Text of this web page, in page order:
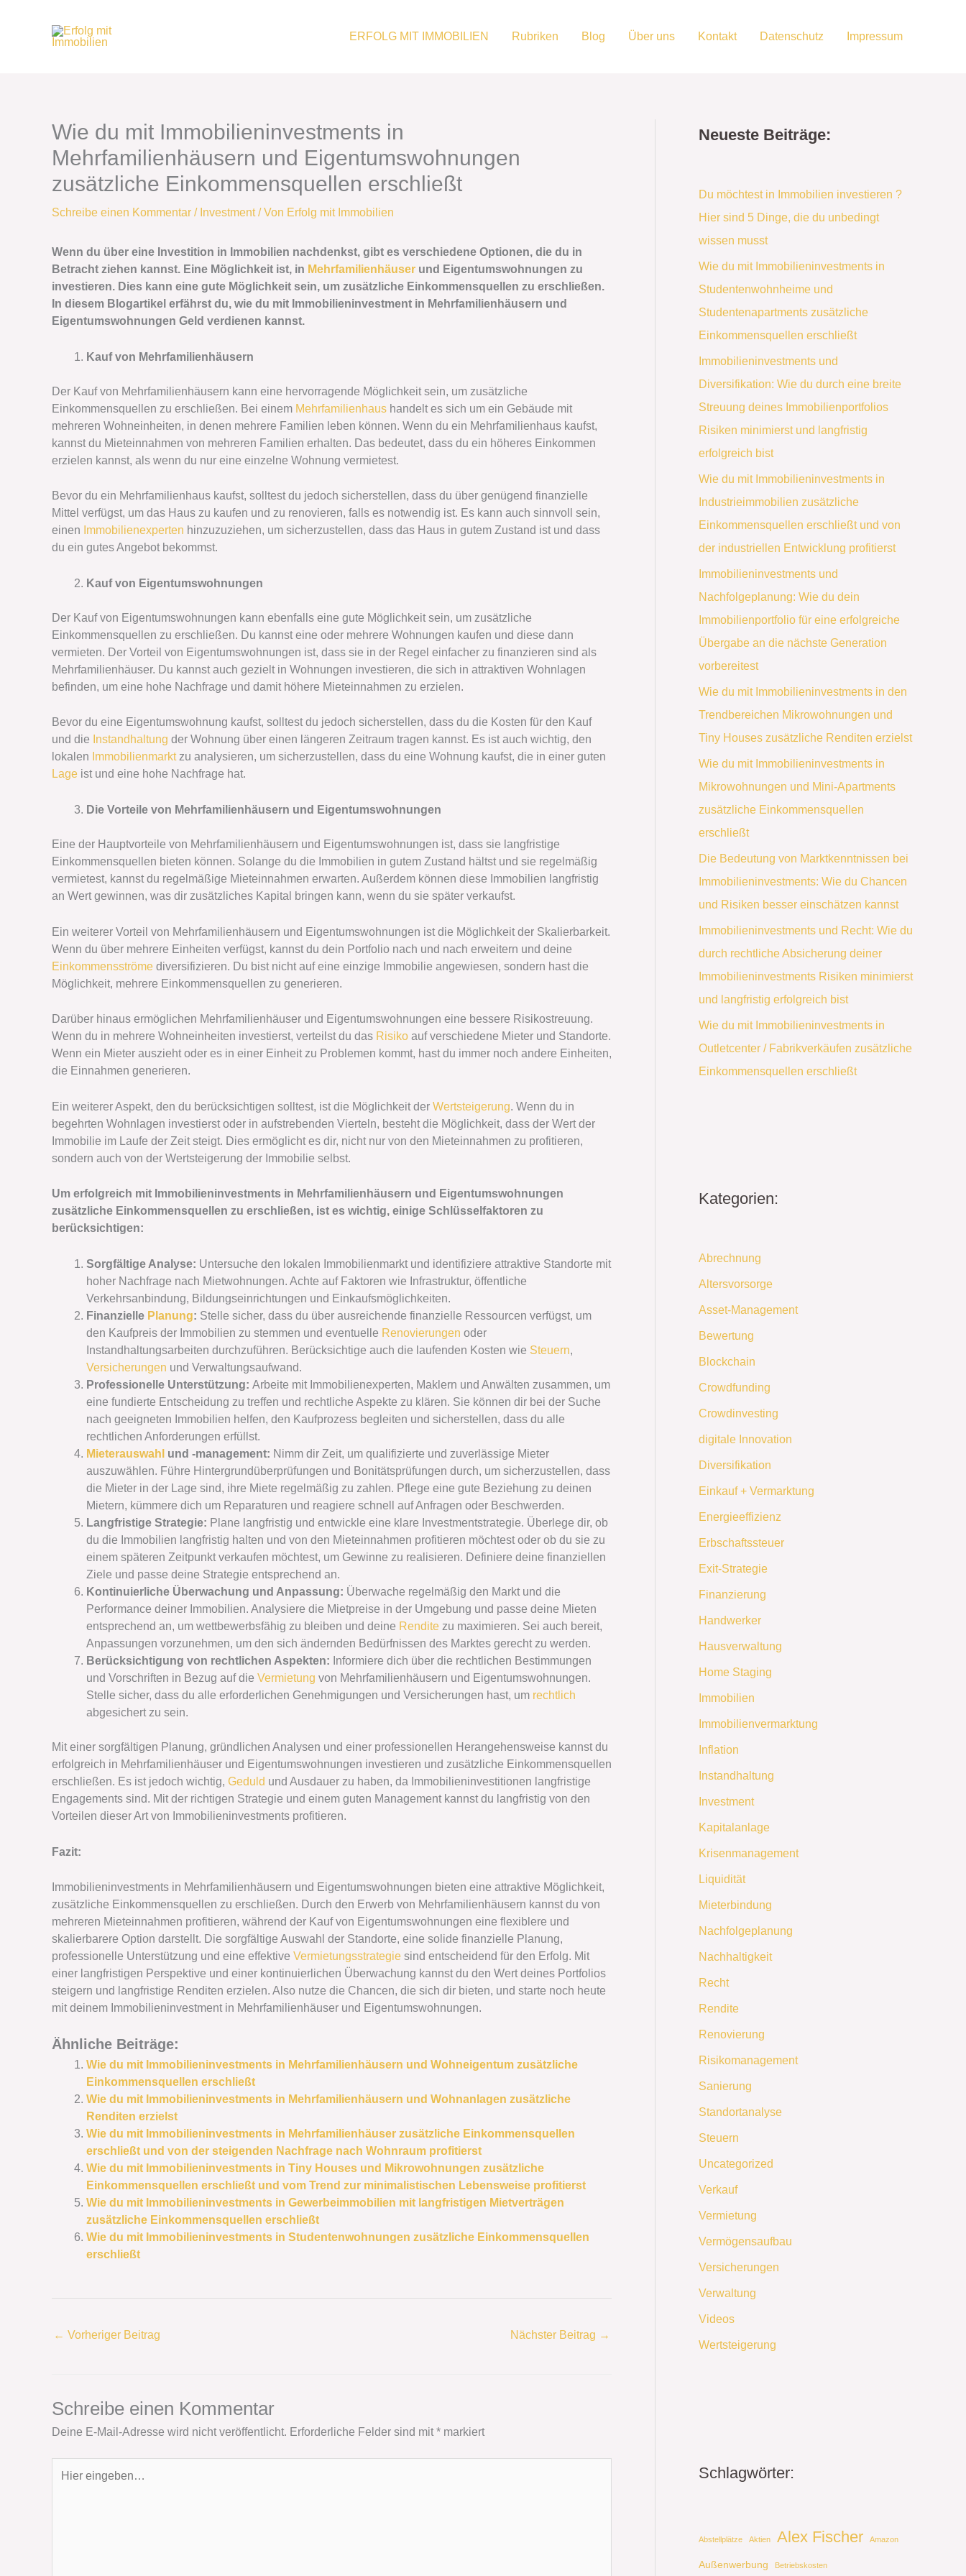
ERFOLG MIT IMMOBILIEN Rubriken Blog Über uns Kontakt Datenschutz Impressum
Wie du mit Immobilieninvestments in
Mehrfamilienhäusern und Eigentumswohnungen
zusätzliche Einkommensquellen erschließt
Schreibe einen Kommentar / Investment/ Von Erfolg mit Immobilien
Wenn du über eine Investition in Immobilien nachdenkst, gibt es verschiedene Optionen, die du in
Betracht ziehen kannst. Eine Möglichkeit ist, in Mehrfamilienhäuser und Eigentumswohnungen zu
investieren. Dies kann eine gute Möglichkeit sein, um zusätzliche Einkommensquellen zu erschließen.
In diesem Blogartikel erfährst du, wie du mit Immobilieninvestment in Mehrfamilienhäusern und
Eigentumswohnungen Geld verdienen kannst.
Kauf von Mehrfamilienhäusern
Der Kauf von Mehrfamilienhäusern kann eine hervorragende Möglichkeit sein, um zusätzliche
Einkommensquellen zu erschließen. Bei einem Mehrfamilienhaus handelt es sich um ein Gebäude mit
mehreren Wohneinheiten, in denen mehrere Familien leben können. Wenn du ein Mehrfamilienhaus kaufst,
kannst du Mieteinnahmen von mehreren Familien erhalten. Das bedeutet, dass du ein höheres Einkommen
erzielen kannst, als wenn du nur eine einzelne Wohnung vermietest.
Bevor du ein Mehrfamilienhaus kaufst, solltest du jedoch sicherstellen, dass du über genügend finanzielle
Mittel verfügst, um das Haus zu kaufen und zu renovieren, falls es notwendig ist. Es kann auch sinnvoll sein,
einen Immobilienexperten hinzuzuziehen, um sicherzustellen, dass das Haus in gutem Zustand ist und dass
du ein gutes Angebot bekommst.
Kauf von Eigentumswohnungen
Der Kauf von Eigentumswohnungen kann ebenfalls eine gute Möglichkeit sein, um zusätzliche
Einkommensquellen zu erschließen. Du kannst eine oder mehrere Wohnungen kaufen und diese dann
vermieten. Der Vorteil von Eigentumswohnungen ist, dass sie in der Regel einfacher zu finanzieren sind als
Mehrfamilienhäuser. Du kannst auch gezielt in Wohnungen investieren, die sich in attraktiven Wohnlagen
befinden, um eine hohe Nachfrage und damit höhere Mieteinnahmen zu erzielen.
Bevor du eine Eigentumswohnung kaufst, solltest du jedoch sicherstellen, dass du die Kosten für den Kauf
und die Instandhaltung der Wohnung über einen längeren Zeitraum tragen kannst. Es ist auch wichtig, den
lokalen Immobilienmarktzu analysieren, um sicherzustellen, dass du eine Wohnung kaufst, die in einer guten
Lage ist und eine hohe Nachfrage hat.
Die Vorteile von Mehrfamilienhäusern und Eigentumswohnungen
Eine der Hauptvorteile von Mehrfamilienhäusern und Eigentumswohnungen ist, dass sie langfristige
Einkommensquellen bieten können. Solange du die Immobilien in gutem Zustand hältst und sie regelmäßig
vermietest, kannst du regelmäßige Mieteinnahmen erwarten. Außerdem können diese Immobilien langfristig
an Wert gewinnen, was dir zusätzliches Kapital bringen kann, wenn du sie später verkaufst.
Ein weiterer Vorteil von Mehrfamilienhäusern und Eigentumswohnungen ist die Möglichkeit der Skalierbarkeit.
Wenn du über mehrere Einheiten verfügst, kannst du dein Portfolio nach und nach erweitern und deine
Einkommensströme diversifizieren. Du bist nicht auf eine einzige Immobilie angewiesen, sondern hast die
Möglichkeit, mehrere Einkommensquellen zu generieren.
Darüber hinaus ermöglichen Mehrfamilienhäuser und Eigentumswohnungen eine bessere Risikostreuung.
Wenn du in mehrere Wohneinheiten investierst, verteilst du das Risiko auf verschiedene Mieter und Standorte.
Wenn ein Mieter auszieht oder es in einer Einheit zu Problemen kommt, hast du immer noch andere Einheiten,
die Einnahmen generieren.
Ein weiterer Aspekt, den du berücksichtigen solltest, ist die Möglichkeit der Wertsteigerung. Wenn du in
begehrten Wohnlagen investierst oder in aufstrebenden Vierteln, besteht die Möglichkeit, dass der Wert der
Immobilie im Laufe der Zeit steigt. Dies ermöglicht es dir, nicht nur von den Mieteinnahmen zu profitieren,
sondern auch von der Wertsteigerung der Immobilie selbst.
Um erfolgreich mit Immobilieninvestments in Mehrfamilienhäusern und Eigentumswohnungen
zusätzliche Einkommensquellen zu erschließen, ist es wichtig, einige Schlüsselfaktoren zu
berücksichtigen:
Sorgfältige Analyse: Untersuche den lokalen Immobilienmarkt und identifiziere attraktive Standorte mit
hoher Nachfrage nach Mietwohnungen. Achte auf Faktoren wie Infrastruktur, öffentliche
Verkehrsanbindung, Bildungseinrichtungen und Einkaufsmöglichkeiten.
Finanzielle Planung: Stelle sicher, dass du über ausreichende finanzielle Ressourcen verfügst, um
den Kaufpreis der Immobilien zu stemmen und eventuelle Renovierungen oder
Instandhaltungsarbeiten durchzuführen. Berücksichtige auch die laufenden Kosten wie Steuern,
Versicherungen und Verwaltungsaufwand.
Professionelle Unterstützung: Arbeite mit Immobilienexperten, Maklern und Anwälten zusammen, um
eine fundierte Entscheidung zu treffen und rechtliche Aspekte zu klären. Sie können dir bei der Suche
nach geeigneten Immobilien helfen, den Kaufprozess begleiten und sicherstellen, dass du alle
rechtlichen Anforderungen erfüllst.
Mieterauswahl und -management: Nimm dir Zeit, um qualifizierte und zuverlässige Mieter
auszuwählen. Führe Hintergrundüberprüfungen und Bonitätsprüfungen durch, um sicherzustellen, dass
die Mieter in der Lage sind, ihre Miete regelmäßig zu zahlen. Pflege eine gute Beziehung zu deinen
Mietern, kümmere dich um Reparaturen und reagiere schnell auf Anfragen oder Beschwerden.
Langfristige Strategie: Plane langfristig und entwickle eine klare Investmentstrategie. Überlege dir, ob
du die Immobilien langfristig halten und von den Mieteinnahmen profitieren möchtest oder ob du sie zu
einem späteren Zeitpunkt verkaufen möchtest, um Gewinne zu realisieren. Definiere deine finanziellen
Ziele und passe deine Strategie entsprechend an.
Kontinuierliche Überwachung und Anpassung: Überwache regelmäßig den Markt und die
Performance deiner Immobilien. Analysiere die Mietpreise in der Umgebung und passe deine Mieten
entsprechend an, um wettbewerbsfähig zu bleiben und deine Rendite zu maximieren. Sei auch bereit,
Anpassungen vorzunehmen, um den sich ändernden Bedürfnissen des Marktes gerecht zu werden.
Berücksichtigung von rechtlichen Aspekten: Informiere dich über die rechtlichen Bestimmungen
und Vorschriften in Bezug auf die Vermietung von Mehrfamilienhäusern und Eigentumswohnungen.
Stelle sicher, dass du alle erforderlichen Genehmigungen und Versicherungen hast, um rechtlich
abgesichert zu sein.
Mit einer sorgfältigen Planung, gründlichen Analysen und einer professionellen Herangehensweise kannst du
erfolgreich in Mehrfamilienhäuser und Eigentumswohnungen investieren und zusätzliche Einkommensquellen
erschließen. Es ist jedoch wichtig, Geduld und Ausdauer zu haben, da Immobilieninvestitionen langfristige
Engagements sind. Mit der richtigen Strategie und einem guten Management kannst du langfristig von den
Vorteilen dieser Art von Immobilieninvestments profitieren.
Fazit:
Immobilieninvestments in Mehrfamilienhäusern und Eigentumswohnungen bieten eine attraktive Möglichkeit,
zusätzliche Einkommensquellen zu erschließen. Durch den Erwerb von Mehrfamilienhäusern kannst du von
mehreren Mieteinnahmen profitieren, während der Kauf von Eigentumswohnungen eine flexiblere und
skalierbarere Option darstellt. Die sorgfältige Auswahl der Standorte, eine solide finanzielle Planung,
professionelle Unterstützung und eine effektive Vermietungsstrategie sind entscheidend für den Erfolg. Mit
einer langfristigen Perspektive und einer kontinuierlichen Überwachung kannst du den Wert deines Portfolios
steigern und langfristige Renditen erzielen. Also nutze die Chancen, die sich dir bieten, und starte noch heute
mit deinem Immobilieninvestment in Mehrfamilienhäuser und Eigentumswohnungen.
Ähnliche Beiträge:
Wie du mit Immobilieninvestments in Mehrfamilienhäusern und Wohneigentum zusätzliche
Einkommensquellen erschließt
Wie du mit Immobilieninvestments in Mehrfamilienhäusern und Wohnanlagen zusätzliche
Renditen erzielst
Wie du mit Immobilieninvestments in Mehrfamilienhäuser zusätzliche Einkommensquellen
erschließt und von der steigenden Nachfrage nach Wohnraum profitierst
Wie du mit Immobilieninvestments in Tiny Houses und Mikrowohnungen zusätzliche
Einkommensquellen erschließt und vom Trend zur minimalistischen Lebensweise profitierst
Wie du mit Immobilieninvestments in Gewerbeimmobilien mit langfristigen Mietverträgen
zusätzliche Einkommensquellen erschließt
Wie du mit Immobilieninvestments in Studentenwohnungen zusätzliche Einkommensquellen
erschließt
← Vorheriger Beitrag Nächster Beitrag →
Schreibe einen Kommentar
Deine E-Mail-Adresse wird nicht veröffentlicht. Erforderliche Felder sind mit * markiert
eingeben…
Neueste Beiträge:
Du möchtest in Immobilien investieren ?
Hier sind 5 Dinge, die du unbedingt
wissen musst
Wie du mit Immobilieninvestments in
Studentenwohnheime und
Studentenapartments zusätzliche
Einkommensquellen erschließt
Immobilieninvestments und
Diversifikation: Wie du durch eine breite
Streuung deines Immobilienportfolios
Risiken minimierst und langfristig
erfolgreich bist
Wie du mit Immobilieninvestments in
Industrieimmobilien zusätzliche
Einkommensquellen erschließt und von
der industriellen Entwicklung profitierst
Immobilieninvestments und
Nachfolgeplanung: Wie du dein
Immobilienportfolio für eine erfolgreiche
Übergabe an die nächste Generation
vorbereitest
Wie du mit Immobilieninvestments in den
Trendbereichen Mikrowohnungen und
Tiny Houses zusätzliche Renditen erzielst
Wie du mit Immobilieninvestments in
Mikrowohnungen und Mini-Apartments
zusätzliche Einkommensquellen
erschließt
Die Bedeutung von Marktkenntnissen bei
Immobilieninvestments: Wie du Chancen
und Risiken besser einschätzen kannst
Immobilieninvestments und Recht: Wie du
durch rechtliche Absicherung deiner
Immobilieninvestments Risiken minimierst
und langfristig erfolgreich bist
Wie du mit Immobilieninvestments in
Outletcenter / Fabrikverkäufen zusätzliche
Einkommensquellen erschließt
Kategorien:
Abrechnung
Altersvorsorge
Asset-Management
Bewertung
Blockchain
Crowdfunding
Crowdinvesting
digitale Innovation
Diversifikation
Einkauf + Vermarktung
Energieeffizienz
Erbschaftssteuer
Exit-Strategie
Finanzierung
Handwerker
Hausverwaltung
Home Staging
Immobilien
Immobilienvermarktung
Inflation
Instandhaltung
Investment
Kapitalanlage
Krisenmanagement
Liquidität
Mieterbindung
Nachfolgeplanung
Nachhaltigkeit
Recht
Rendite
Renovierung
Risikomanagement
Sanierung
Standortanalyse
Steuern
Uncategorized
Verkauf
Vermietung
Vermögensaufbau
Versicherungen
Verwaltung
Videos
Wertsteigerung
Schlagwörter:
Abstellplätze Aktien Alex Fischer Amazon
Außenwerbung Betriebskosten